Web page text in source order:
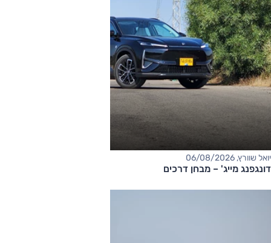
יואל שוורץ, 06/08/2026
דונגפנג מייג' – מבחן דרכים